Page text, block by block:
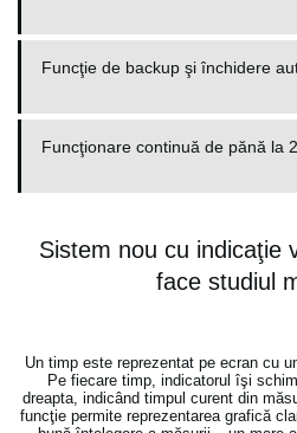
Funcţie de backup şi închidere
Funcţionare continuă de pănă la
Sistem nou cu indicaţie
face studiul
Un timp este reprezentat pe ecran cu
Pe fiecare timp, indicatorul îşi
dreapta, indicând timpul curent din
funcţie permite reprezentarea grafică